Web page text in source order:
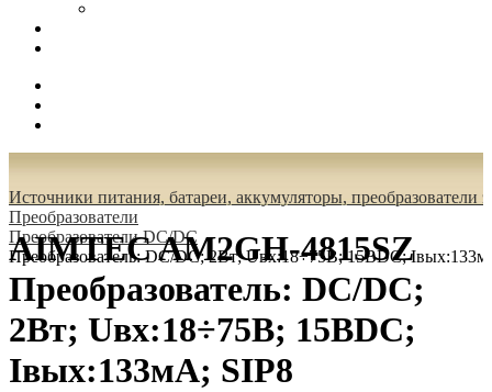
Источники питания, батареи, аккумуляторы, преобразователи
Преобразователи
Преобразователи DC/DC
Преобразователь: DC/DC; 2Вт; Uвх:18÷75В; 15ВDC;
AIMTEC AM2GH-4815SZ
Преобразователь: DC/DC;
2Вт; Uвх:18÷75В; 15ВDC;
Iвых:133мА; SIP8